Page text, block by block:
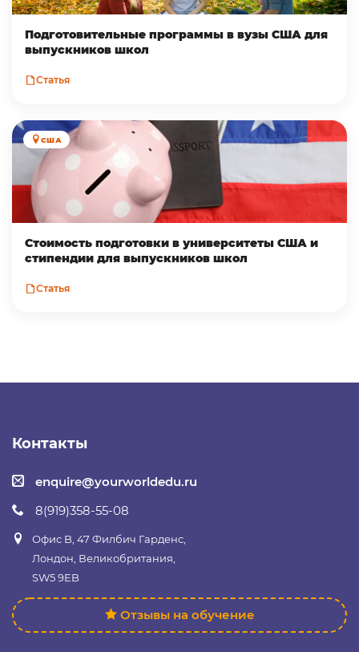
Подготовительные программы в вузы США для
выпускников школ
Статья
США
Стоимость подготовки в университеты США и
стипендии для выпускников школ
Статья
Контакты
enquire@yourworldedu.ru
8(919)358-55-08
Офис B, 47 Филбич Гарденс,
Лондон, Великобритания,
SW5 9EB
Отзывы на обучение